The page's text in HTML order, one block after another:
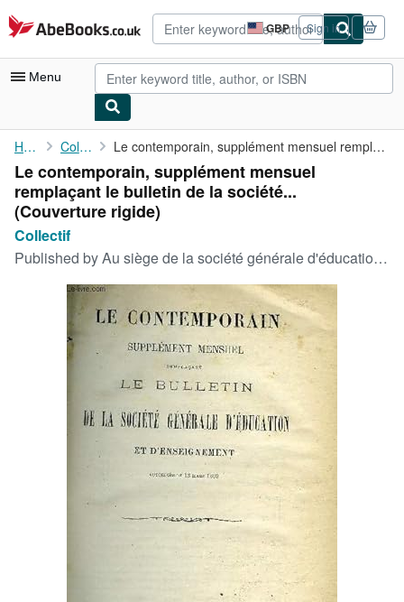
Skip to main content
AbeBooks.co.uk GBP
Site
shopping
preferences
Sign in
Menu
My Account
My Purchases
Advanced Search
Browse Collections
Art & Collectables
Textbooks
CLOSE
Home Collectif Le contemporain, supplément mensuel remplaçant le bulletin de la...
Le contemporain, supplément mensuel
remplaçant le bulletin de la société...
(Couverture rigide)
Collectif
Published byAu siège de la société générale d'éducation et d'enseignement 1881-1903, 1881